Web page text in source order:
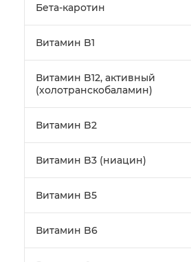
Бета-каротин
Витамин B1
Витамин B12, активный
(холотранскобаламин)
Витамин B2
Витамин B3 (ниацин)
Витамин B5
Витамин B6